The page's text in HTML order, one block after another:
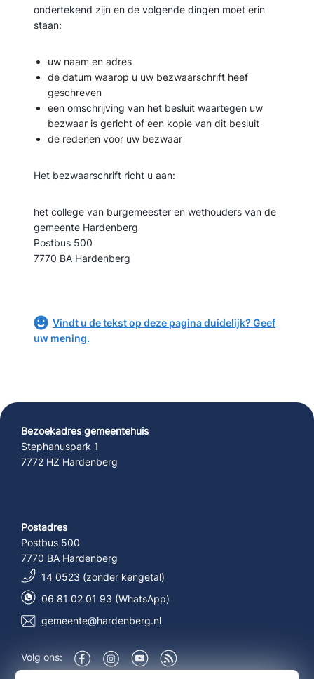
ondertekend zijn en de volgende dingen moet erin
staan:
uw naam en adres
de datum waarop u uw bezwaarschrift heef
geschreven
een omschrijving van het besluit waartegen uw
bezwaar is gericht of een kopie van dit besluit
de redenen voor uw bezwaar
Het bezwaarschrift richt u aan:
het college van burgemeester en wethouders van de
gemeente Hardenberg
Postbus 500
7770 BA Hardenberg
Vindt u de tekst op deze pagina duidelijk? Geef
uw mening.
Bezoekadres gemeentehuis
Stephanuspark 1
7772 HZ Hardenberg
Postadres
Postbus 500
7770 BA Hardenberg
14 0523 (zonder kengetal)
06 81 02 01 93 (WhatsApp)
gemeente@hardenberg.nl
Volg ons: